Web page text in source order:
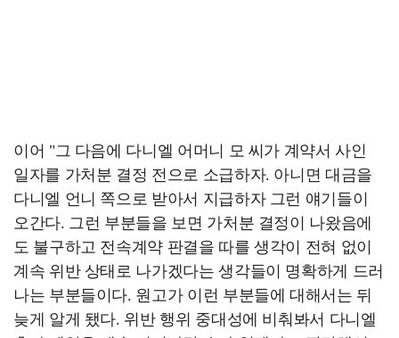
이어 "그 다음에 다니엘 어머니 모 씨가 계약서 사인
일자를 가처분 결정 전으로 소급하자. 아니면 대금을
다니엘 언니 쪽으로 받아서 지급하자 그런 얘기들이
오간다. 그런 부분들을 보면 가처분 결정이 나왔음에
도 불구하고 전속계약 판결을 따를 생각이 전혀 없이
계속 위반 상태로 나가겠다는 생각들이 명확하게 드러
나는 부분들이다. 원고가 이런 부분들에 대해서는 뒤
늦게 알게 됐다. 위반 행위 중대성에 비춰봐서 다니엘